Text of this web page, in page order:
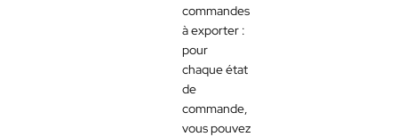
commandes
à exporter :
pour
chaque état
de
commande,
vous pouvez